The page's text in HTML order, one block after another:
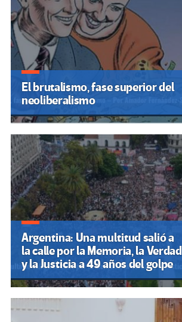
El brutalismo, fase superior del
neoliberalismo
Argentina: Una multitud salió a
la calle por la Memoria, la Verdad
y la Justicia a 49 años del golpe